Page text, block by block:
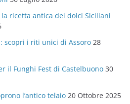
ricetta antica dei dolci Siciliani
scopri i riti unici di Assoro 28
il Funghi Fest di Castelbuono 30
l’antico telaio 20 Ottobre 2025